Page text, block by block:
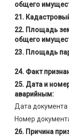
общего
Площадь
общего
Площадь
Факт
Дата и
аварийным:
Дата документа
Номер
Причина